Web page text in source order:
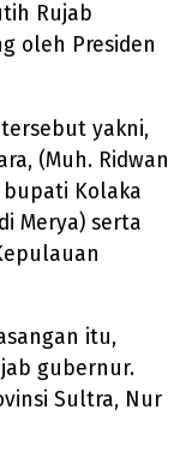
Rujab
oleh Presiden
yakni,
(Muh. Ridwan
Kolaka
Merya) serta
itu,
gubernur.
Sultra, Nur